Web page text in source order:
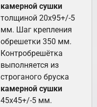
камерной сушки
толщиной 20х95+/-5
мм. Шаг крепления
обрешетки 350 мм.
Контробрешётка
выполняется из
строганого бруска
камерной сушки
45х45+/-5 мм.